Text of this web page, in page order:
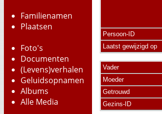
Familienamen
Plaatsen
Foto's
Documenten
(Levens)verhalen
Geluidsopnamen
Albums
Alle Media
Persoon-ID
Laatst gewijzigd op
Vader
Moeder
Getrouwd
Gezins-ID